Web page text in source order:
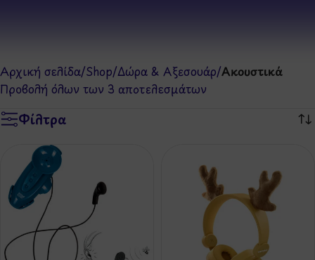
Αρχική σελίδα/Shop/Δώρα & Αξεσουάρ/Ακουστικά
Προβολή όλων των 3 αποτελεσμάτων
Φίλτρα